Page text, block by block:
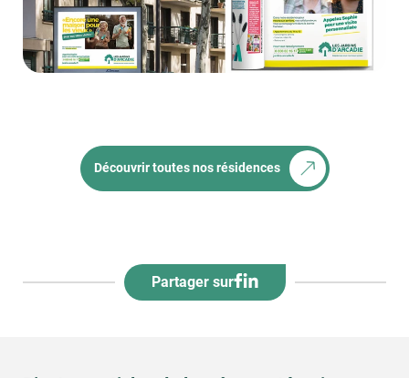
Découvrir toutes nos résidences
Partager sur